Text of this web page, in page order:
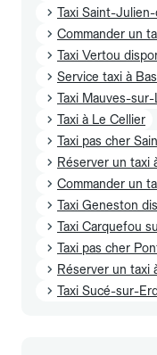
Taxi Saint-
Commander un
Taxi Vertou
Service taxi à
Taxi Mauves-
Taxi à Le Cellier
Taxi pas cher
Réserver un taxi
Commander un
Taxi Geneston
Taxi Carquefou
Taxi pas cher
Réserver un taxi
Taxi Sucé-sur-